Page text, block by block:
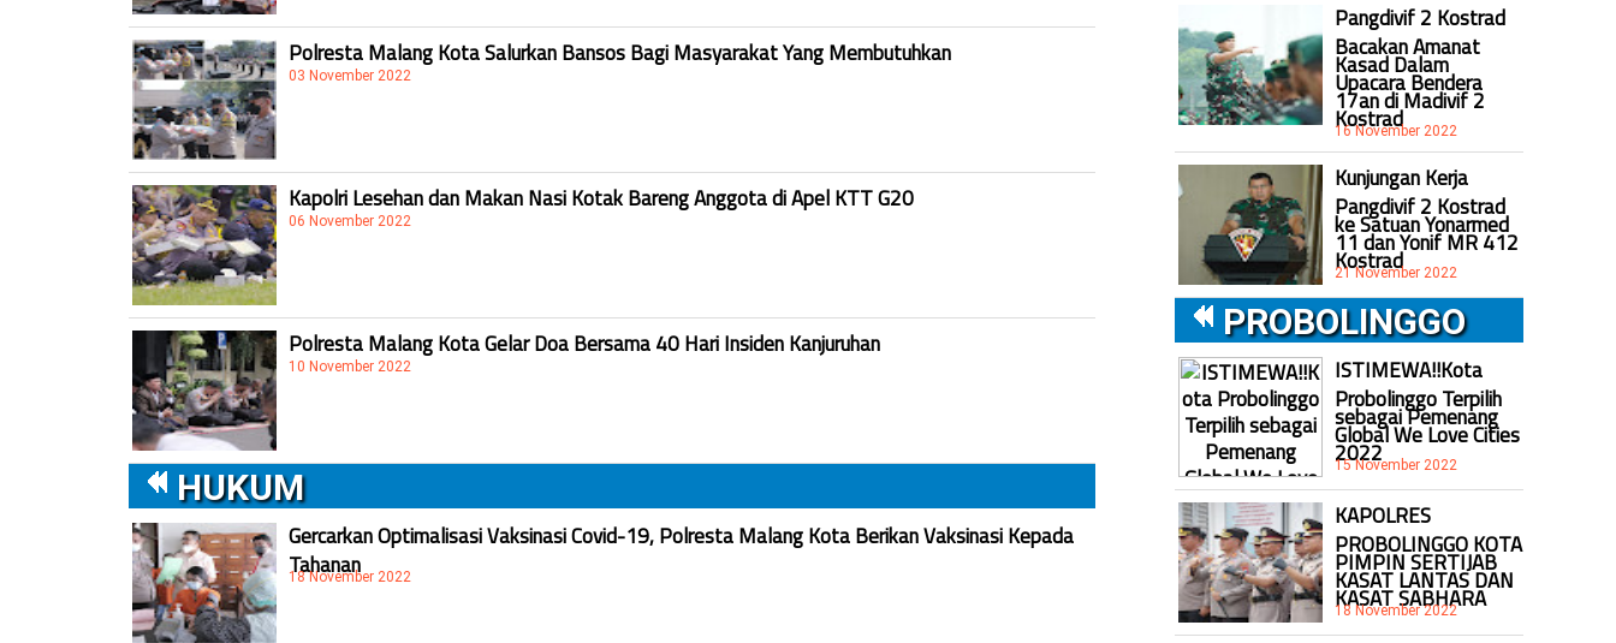
Polresta Malang Kota Salurkan Bansos Bagi Masyarakat Yang Membutuhkan
03 November 2022
Kapolri Lesehan dan Makan Nasi Kotak Bareng Anggota di Apel KTT G20
06 November 2022
Polresta Malang Kota Gelar Doa Bersama 40 Hari Insiden Kanjuruhan
10 November 2022
HUKUM
Gercarkan Optimalisasi Vaksinasi Covid-19, Polresta Malang Kota Berikan Vaksinasi Kepada
Tahanan
18 November 2022
Pangdivif 2 Kostrad
Bacakan Amanat
Kasad Dalam
Upacara Bendera
17an di Madivif 2
Kostrad
16 November 2022
Kunjungan Kerja
Pangdivif 2 Kostrad
ke Satuan Yonarmed
11 dan Yonif MR 412
Kostrad
21 November 2022
PROBOLINGGO
ISTIMEWA!!Kota
Probolinggo Terpilih
sebagai Pemenang
Global We Love Cities
2022
15 November 2022
KAPOLRES
PROBOLINGGO KOTA
PIMPIN SERTIJAB
KASAT LANTAS DAN
KASAT SABHARA
18 November 2022